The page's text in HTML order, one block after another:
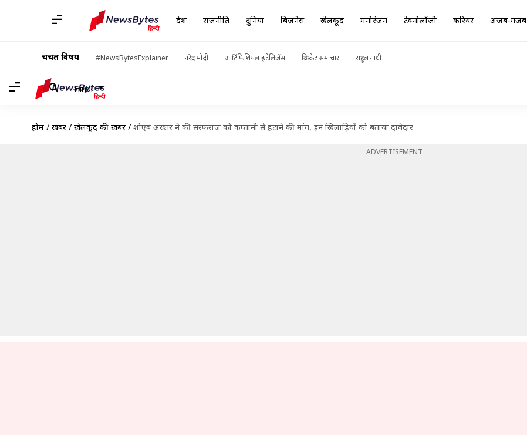
देश राजनीति दुनिया बिज़नेस खेलकूद मनोरंजन टेक्नोलॉजी करियर अजब-गजब
चर्चित विषय #NewsBytesExplainer नरेंद्र मोदी आर्टिफिशियल इंटेलिजेंस क्रिकेट समाचार राहुल गांधी
Hindi
होम / खबरें / खेलकूद की खबरें / शोएब अख्तर ने की सरफराज को कप्तानी से हटाने की मांग, इन खिलाड़ियों को बताया दावेदार
ADVERTISEMENT